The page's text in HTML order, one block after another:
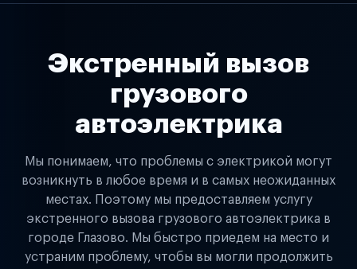
Экстренный вызов
грузового
автоэлектрика
Мы понимаем, что проблемы с электрикой могут
возникнуть в любое время и в самых неожиданных
местах. Поэтому мы предоставляем услугу
экстренного вызова грузового автоэлектрика в
городе Глазово. Мы быстро приедем на место и
устраним проблему, чтобы вы могли продолжить